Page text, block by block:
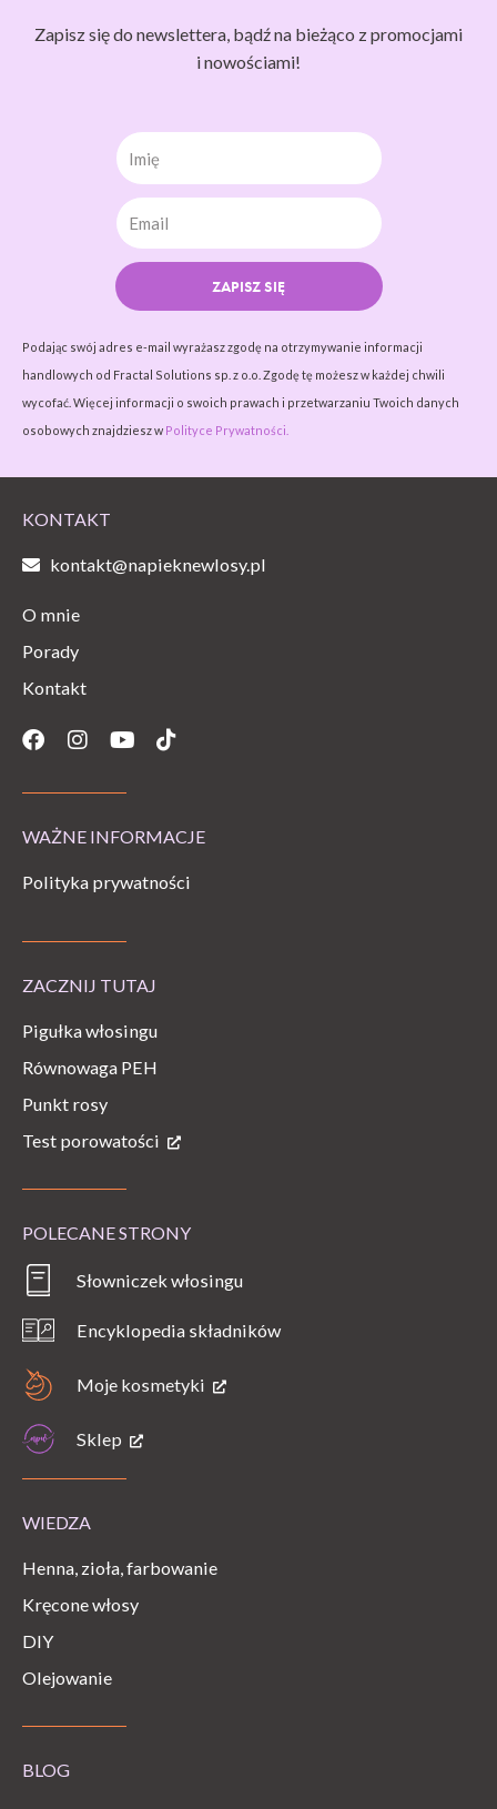
Zapisz się do newslettera, bądź na bieżąco z promocjami
i nowościami!
Imię
ZAPISZ SIĘ
Podając swój adres e-mail wyrażasz zgodę na otrzymywanie informacji
handlowych od Fractal Solutions sp. z o.o. Zgodę tę możesz w każdej chwili
wycofać. Więcej informacji o swoich prawach i przetwarzaniu Twoich danych
osobowych znajdziesz w Polityce Prywatności.
KONTAKT
kontakt@napieknewlosy.pl
O mnie
Porady
Kontakt
Facebook
Instagram
YoutubeTiktok
WAŻNE INFORMACJE
Polityka prywatności
ZACZNIJ TUTAJ
Pigułka włosingu
Równowaga PEH
Punkt rosy
Test porowatości
POLECANE STRONY
Słowniczek włosingu
Encyklopedia składników
Moje kosmetyki
Sklep
WIEDZA
Henna, zioła, farbowanie
Kręcone włosy
DIY
Olejowanie
BLOG